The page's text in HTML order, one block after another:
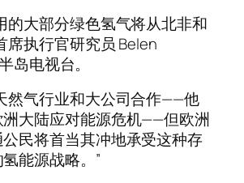
的大部分绿色氢气将从北非和
席执行官研究员 Belen
岛电视台。
然气行业和大公司合作——他
大陆应对能源危机——但欧洲
民将首当其冲地承受这种存
能源战略。”